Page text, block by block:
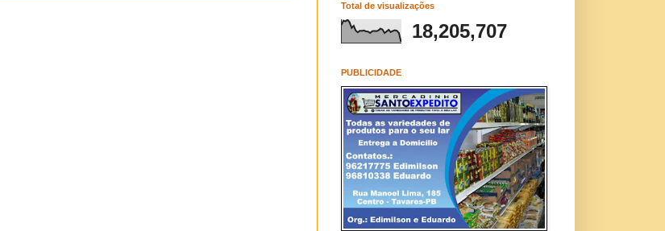
Total de visualizações
18,205,707
PUBLICIDADE